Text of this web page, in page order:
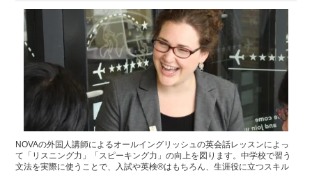
NOVAの外国人講師によるオールイングリッシュの英会話レッスンによっ
て「リスニング力」「スピーキング力」の向上を図ります。中学校で習う
文法を実際に使うことで、入試や英検®はもちろん、生涯役に立つスキル